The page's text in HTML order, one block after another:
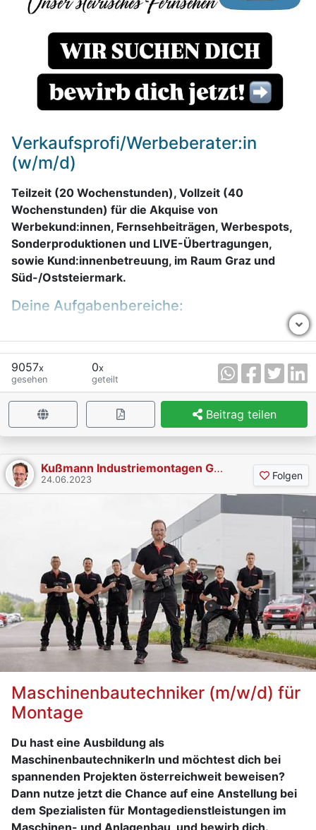
Verkaufsprofi/Werbeberater:in
(w/m/d)
Teilzeit (20 Wochenstunden), Vollzeit (40
Wochenstunden) für die Akquise von
Werbekund:innen, Fernsehbeiträgen, Werbespots,
Sonderproduktionen und LIVE-Übertragungen,
sowie Kund:innenbetreuung, im Raum Graz und
Süd-/Oststeiermark.
Deine Aufgabenbereiche:
Kund:innenstammes, Verfassen von Angeboten und
Aufträgen, sowie Konzeption von kreativen
Werbeideen.
Unsere Erwartungen:
Überzeugungskraft, Kommunikationsstärke,
Bereitschaft zum Netzwerken, Kund:innenorientierung,
Freude an der Kommunikation mit Kund:innen,
professionelles und freundliches Auftreten, sehr gute
Deutschkenntnisse in Wort und Schrift,
Lernbereitschaft, Teamgeist, hohe Flexibilität,
Mobilität, sowie sehr gute EDV-Kenntnisse.
Wir bieten:
vielseitige und verantwortungsvolle Aufgaben, hohes
Maß an Eigenständigkeit, Möglichkeiten zur Aus- und
Weiterbildung, marktkonforme Bezahlung in
Abhängigkeit von Qualifikationen und Vorerfahrungen.
Bewirb dich jetzt und schicke deine aussagekräftige
Bewerbung per Mail an: Anna Koller, MSc |
a.koller@kanal3.tv
9057x
gesehen
0x
geteilt
Beitrag teilen
Kußmann Industriemontagen GmbH
24.06.2023 Folgen
Maschinenbautechniker (m/w/d) für
Montage
Du hast eine Ausbildung als
MaschinenbautechnikerIn und möchtest dich bei
spannenden Projekten österreichweit beweisen?
Dann nutze jetzt die Chance auf eine Anstellung bei
dem Spezialisten für Montagedienstleistungen im
Maschinen- und Anlagenbau, und bewirb dich.